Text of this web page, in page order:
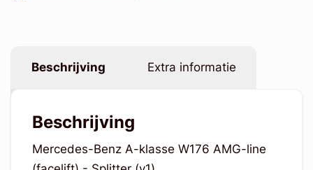
Beschrijving Extra informatie
Beschrijving
Mercedes-Benz A-klasse W176 AMG-line